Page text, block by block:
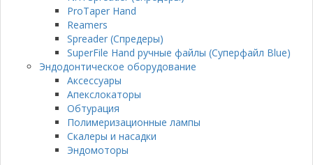
ProTaper Hand
Reamers
Spreader (Спредеры)
SuperFile Hand ручные файлы (Суперфайл Blue)
Эндодонтическое оборудование
Аксессуары
Апекслокаторы
Обтурация
Полимеризационные лампы
Скалеры и насадки
Эндомоторы